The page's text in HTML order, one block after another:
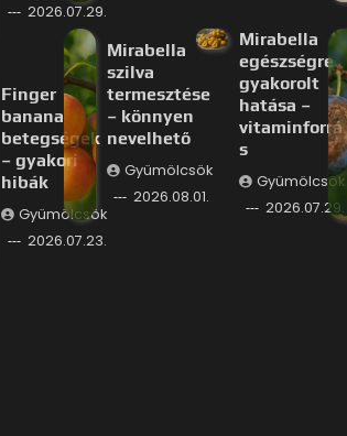
2026.07.29.
Finger
banana
betegségek
– gyakori
hibák
Gyümölcsök
2026.07.23.
Mirabella
szilva
termesztése
– könnyen
nevelhető
Gyümölcsök
2026.08.01.
Mirabella
egészségre
gyakorolt
hatása –
vitaminforrá
s
Gyümölcsök
2026.07.29.